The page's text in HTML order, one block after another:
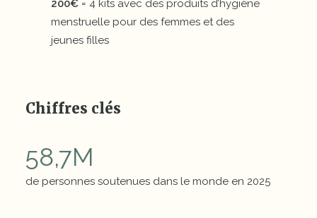
200€ = 4 kits avec des produits d’hygiène
menstruelle pour des femmes et des
jeunes filles
Chiffres clés
58,7M
de personnes soutenues dans le monde en 2025